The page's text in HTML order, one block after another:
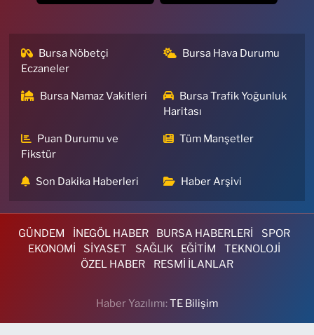
Bursa Nöbetçi
Eczaneler
Bursa Hava Durumu
Bursa Namaz Vakitleri
Bursa Trafik Yoğunluk
Haritası
Puan Durumu ve
Fikstür
Tüm Manşetler
Son Dakika Haberleri Haber Arşivi
GÜNDEM İNEGÖL HABER BURSA HABERLERİ
SPOR
EKONOMİ
SİYASET SAĞLIK EĞİTİM
TEKNOLOJİ
ÖZEL HABER
RESMİ İLANLAR
Haber Yazılımı:TE Bilişim